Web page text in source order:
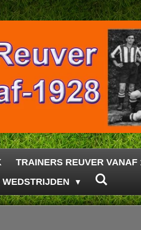
TRAINERS REUVER